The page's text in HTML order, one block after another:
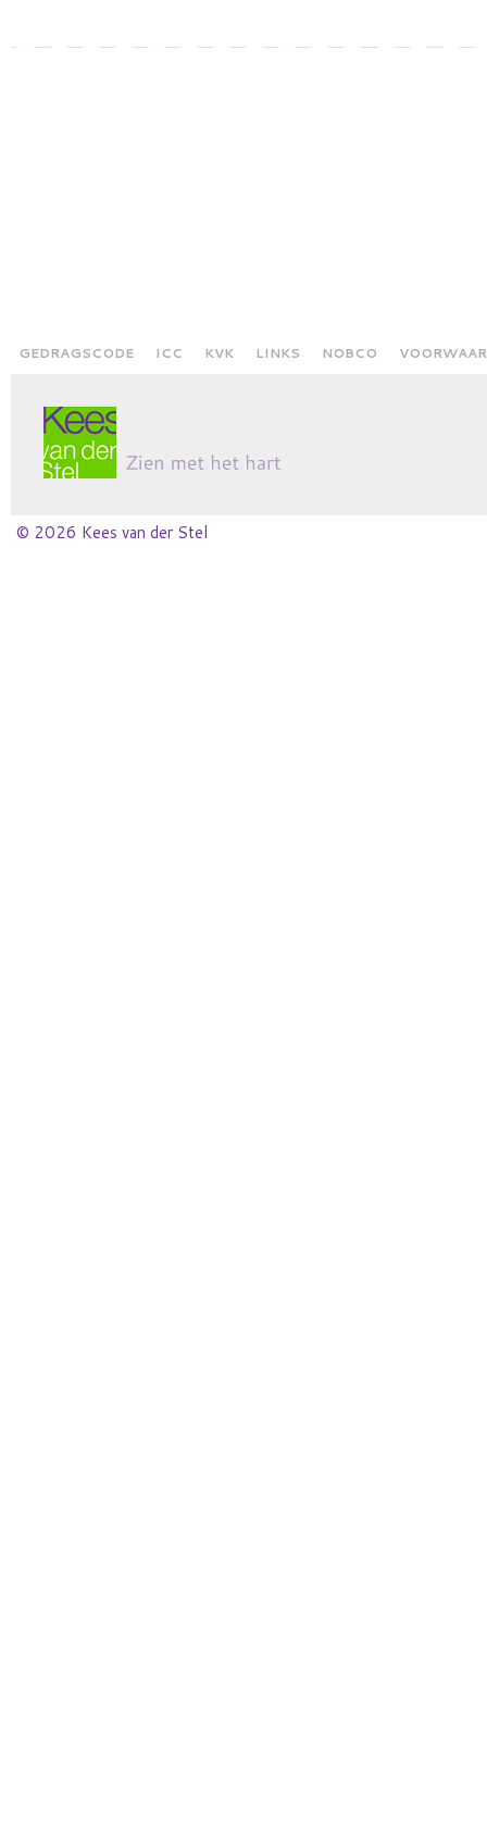
GEDRAGSCODE ICC KVK LINKS NOBCO
© 2026 Kees van der Stel